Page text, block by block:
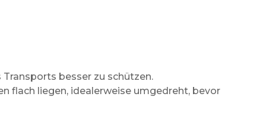
besser zu schützen.
flach liegen, idealerweise umgedreht, bevor